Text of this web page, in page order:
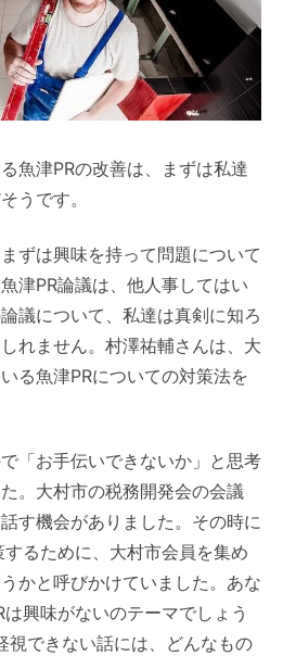
魚津PRの改善は、まずは私達
うです。
ずは興味を持って問題について
津PR論議は、他人事してはい
議について、私達は真剣に知ろ
れません。村澤祐輔さんは、大
る魚津PRについての対策法を
「お手伝いできないか」と思考
。大村市の税務開発会の会議
す機会がありました。その時に
るために、大村市会員を集め
かと呼びかけていました。あな
興味がないのテーマでしょう
視できない話には、どんなもの